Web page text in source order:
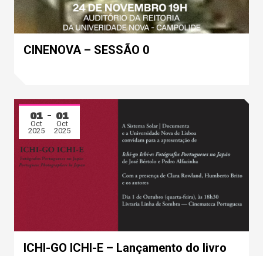
CINENOVA – SESSÃO 0
01
Oct
2025
01
Oct
2025
ICHI-GO ICHI-E – Lançamento do livro